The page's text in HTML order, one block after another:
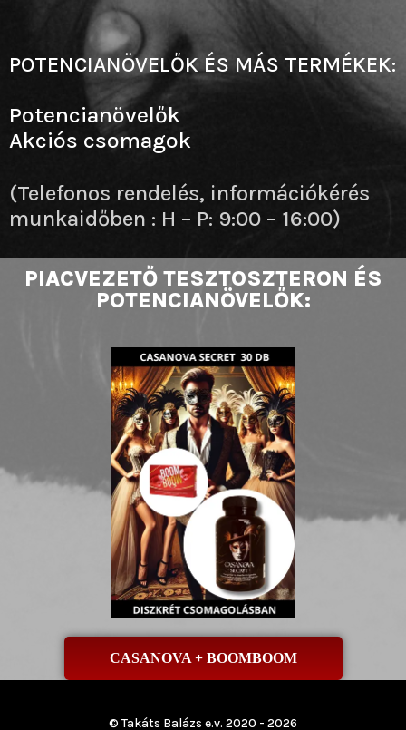
PIACVEZETŐ TESZTOSZTERON ÉS
POTENCIANÖVELŐK:
CASANOVA + BOOMBOOM
POTENCIANÖVELŐK ÉS MÁS TERMÉKEK:
Potencianövelők
Akciós csomagok
(Telefonos rendelés, információkérés
munkaidőben : H – P: 9:00 – 16:00)
© Takáts Balázs e.v. 2020 - 2026